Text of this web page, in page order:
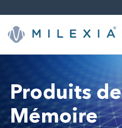
contenu
Produits de
Mémoire